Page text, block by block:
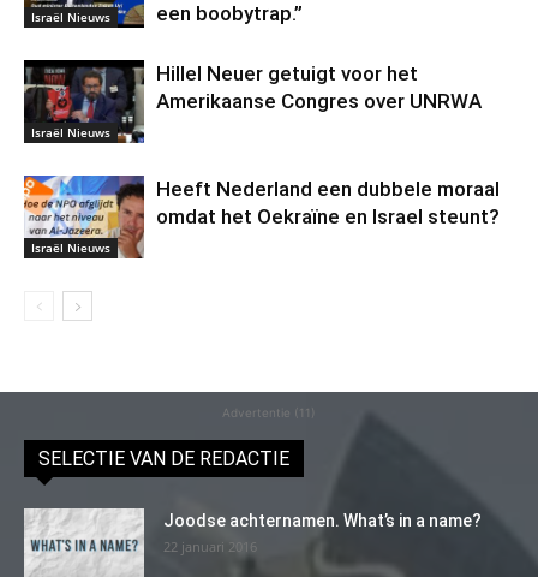
Israël Nieuws
een boobytrap.”
Israël Nieuws
Hillel Neuer getuigt voor het
Amerikaanse Congres over UNRWA
Israël Nieuws
Heeft Nederland een dubbele moraal
omdat het Oekraïne en Israel steunt?
Advertentie (11)
SELECTIE VAN DE REDACTIE
Joodse achternamen. What’s in a name?
22 januari 2016